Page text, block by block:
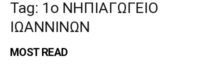
Tag: 1ο ΝΗΠΙΑΓΩΓΕΙΟ
ΙΩΑΝΝΙΝΩΝ
MOST READ